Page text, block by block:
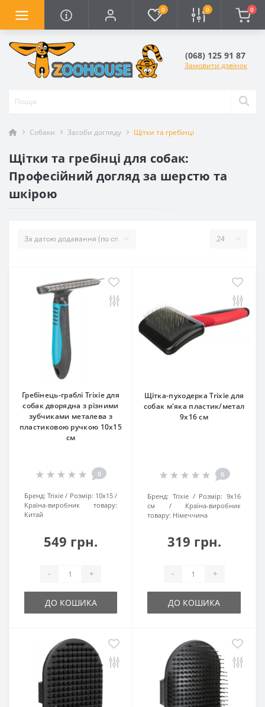
0 0 0
(068) 125 91 87
Замовити дзвінок
Собаки Засоби догляду Щітки та гребінці
Щітки та гребінці для собак:
Професійний догляд за шерстю та
шкірою
Гребінець-граблі Trixie для
собак дворядна з різними
зубчиками металева з
пластиковою ручкою 10х15
см
0
Бренд: Trixie Розмір: 10х15
Країна-виробник товару:
Китай
549 грн.
- +
ДО КОШИКА
Щітка-пуходерка Trixie для
собак м'яка пластик/метал
9х16 см
0
Бренд: Trixie Розмір: 9х16
см
Країна-виробник
товару: Німеччина
319 грн.
- +
ДО КОШИКА